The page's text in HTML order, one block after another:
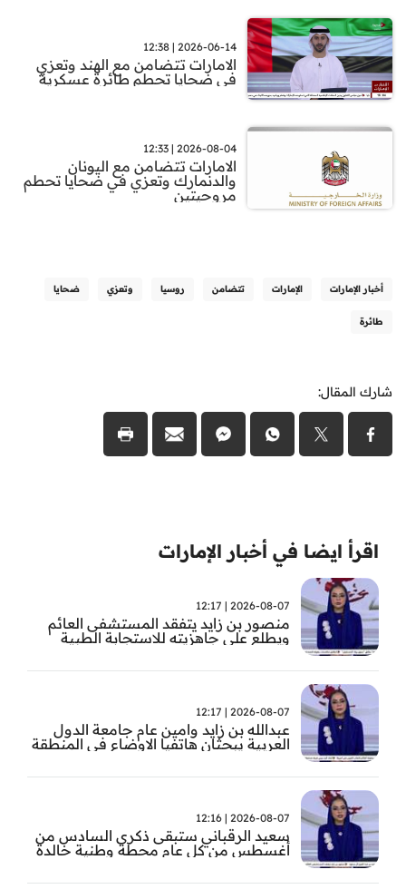
2026-06-14 | 12:38
الامارات تتضامن مع الهند وتعزي
في ضحايا تحطم طائرة عسكرية
2026-08-04 | 12:33
الامارات تتضامن مع اليونان
والدنمارك وتعزي في ضحايا تحطم
مروحيتين
أخبار الإمارات الإمارات تتضامن روسيا وتعزي ضحايا
طائرة
شارك المقال:
اقرأ ايضا في أخبار الإمارات
2026-08-07 | 12:17
منصور بن زايد يتفقد المستشفى العائم
ويطلع على جاهزيته للاستجابة الطبية
2026-08-07 | 12:17
عبدالله بن زايد وامين عام جامعة الدول
العربية يبحثان هاتفيا الاوضاع في المنطقة
2026-08-07 | 12:16
سعيد الرقباني ستبقى ذكرى السادس من
أغسطس من كل عام محطة وطنية خالدة
الوالد المؤسس